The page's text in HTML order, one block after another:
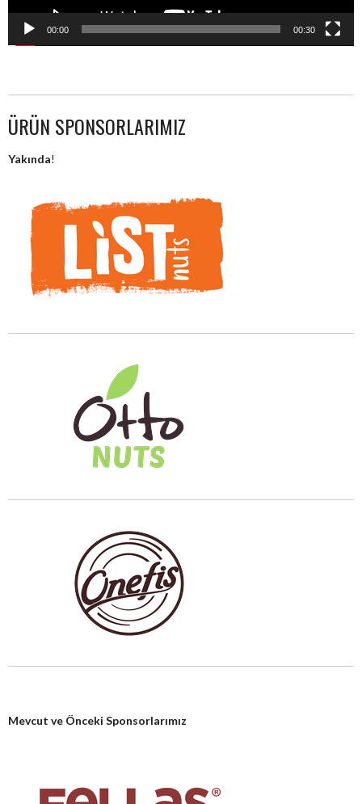
00:00 00:30
ÜRÜN SPONSORLARIMIZ
Yakında!
Mevcut ve Önceki Sponsorlarımız